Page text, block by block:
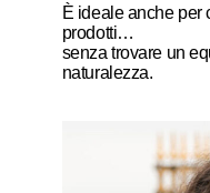
È ideale anche per
prodotti…
senza trovare un
naturalezza.